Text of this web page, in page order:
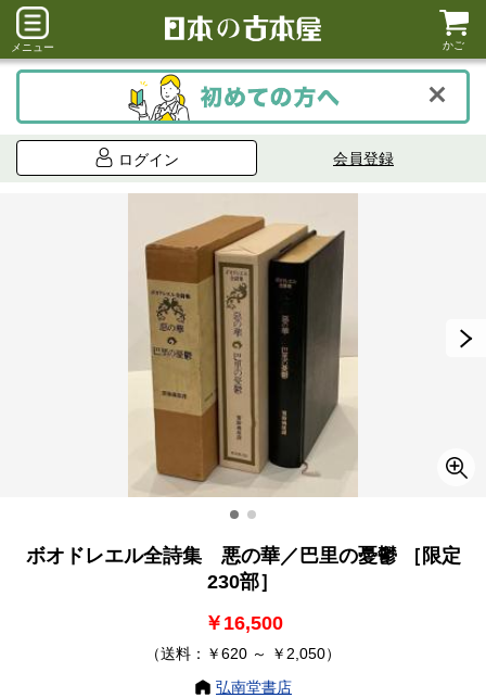
メニュー かご
ログイン 会員登録
ボオドレエル全詩集 悪の華／巴里の憂鬱 ［限定
230部］
￥16,500
（送料：￥620 ～ ￥2,050）
弘南堂書店